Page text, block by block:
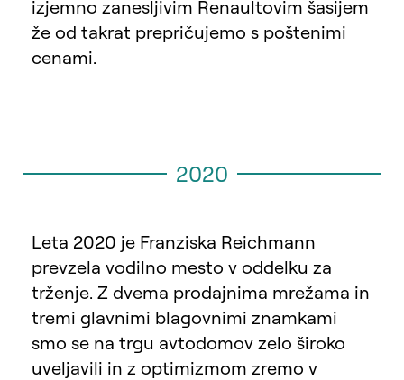
izjemno zanesljivim Renaultovim šasijem
že od takrat prepričujemo s poštenimi
cenami.
2020
Leta 2020 je Franziska Reichmann
prevzela vodilno mesto v oddelku za
trženje. Z dvema prodajnima mrežama in
tremi glavnimi blagovnimi znamkami
smo se na trgu avtodomov zelo široko
uveljavili in z optimizmom zremo v